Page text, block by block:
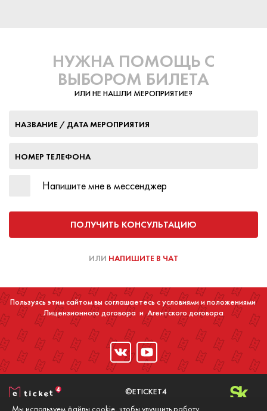
НУЖНА ПОМОЩЬ С
ВЫБОРОМ БИЛЕТА
ИЛИ НЕ НАШЛИ МЕРОПРИЯТИЕ?
НАЗВАНИЕ / ДАТА МЕРОПРИЯТИЯ
НОМЕР ТЕЛЕФОНА
Напишите мне в мессенджер
ПОЛУЧИТЬ КОНСУЛЬТАЦИЮ
ИЛИ НАПИШИТЕ В ЧАТ
Пользуясь этим сайтом вы соглашаетесь с условиями и положениями
Лицензионного договора иАгентского договора
©ETICKET4
Мы используем файлы cookie, чтобы улучшить работу